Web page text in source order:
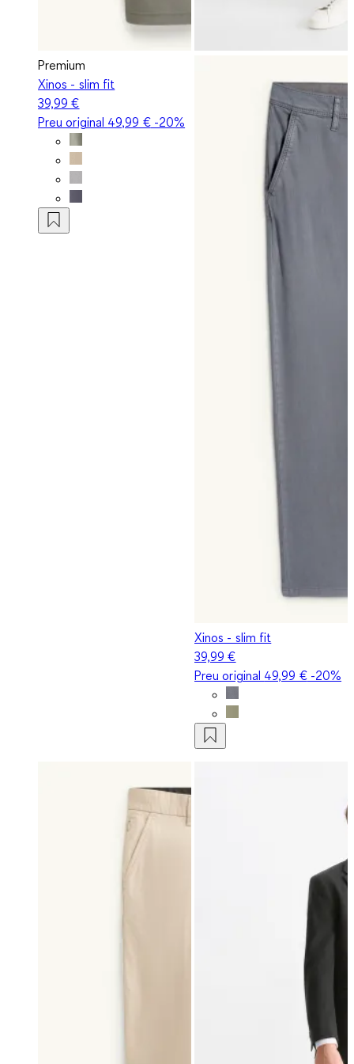
Premium
Xinos - slim fit
39,99 €
Preu original 49,99 €-20%
Xinos - slim fit
39,99 €
Preu original 49,99 €-20%